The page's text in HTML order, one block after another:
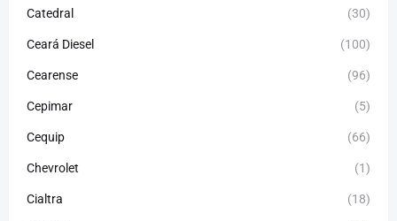
Catedral (30)
Ceará Diesel (100)
Cearense (96)
Cepimar (5)
Cequip (66)
Chevrolet (1)
Cialtra (18)